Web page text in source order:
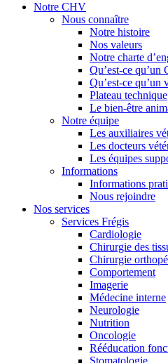
Notre CHV
Nous connaître
Notre histoire
Nos valeurs
Notre charte
Qu’est-ce
Qu’est-ce qu’un
Plateau technique
Le bien-être
Notre équipe
Les auxiliaires
Les docteurs
Les équipes
Informations
Informations
Nous rejoindre
Nos services
Services Frégis
Cardiologie
Chirurgie des
Chirurgie
Comportement
Imagerie
Médecine interne
Neurologie
Nutrition
Oncologie
Rééducation
Stomatologie